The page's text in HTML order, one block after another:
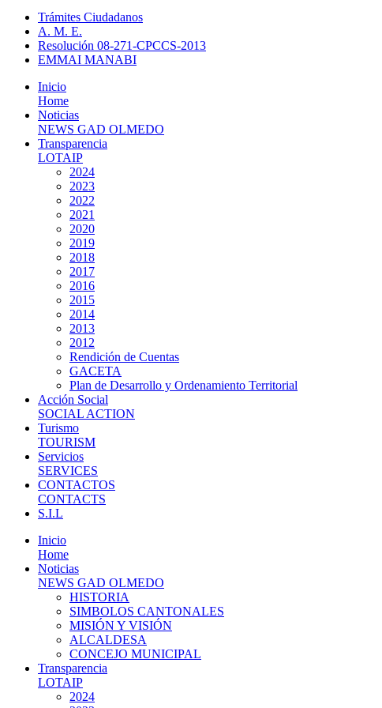
Trámites Ciudadanos
A. M. E.
Resolución 08-271-CPCCS-2013
EMMAI MANABI
Inicio
Home
Noticias
NEWS GAD OLMEDO
Transparencia
LOTAIP
2024
2023
2022
2021
2020
2019
2018
2017
2016
2015
2014
2013
2012
Rendición de Cuentas
GACETA
Plan de Desarrollo y Ordenamiento Territorial
Acción Social
SOCIAL ACTION
Turismo
TOURISM
Servicios
SERVICES
CONTACTOS
CONTACTS
S.I.L
Inicio
Home
Noticias
NEWS GAD OLMEDO
HISTORIA
SIMBOLOS CANTONALES
MISIÓN Y VISIÓN
ALCALDESA
CONCEJO MUNICIPAL
Transparencia
LOTAIP
2024